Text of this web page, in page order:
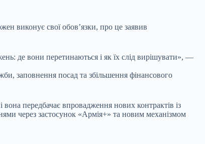
виконує свої обов’язки, про це заявив
де вони перетинаються і як їх слід вирішувати», —
заповнення посад та збільшення фінансового
передбачає впровадження нових контрактів із
через застосунок «Армія+» та новим механізмом